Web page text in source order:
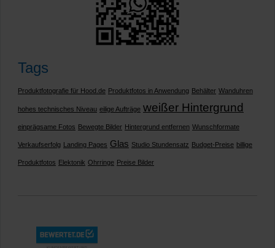
Tags
Produktfotografie für Hood.de Produktfotos in Anwendung Behälter Wanduhren
hohes technisches Niveau eilige Aufträge weißer Hintergrund
einprägsame Fotos Bewegte Bilder Hintergrund entfernen Wunschformate
Verkaufserfolg Landing Pages Glas Studio Stundensatz Budget-Preise billige
Produktfotos Elektonik Ohrringe Preise Bilder